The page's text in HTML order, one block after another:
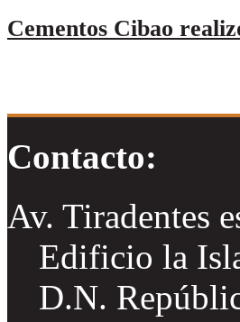
Cementos Cibao
Contacto:
Av. Tiradentes
Edificio la
D.N.